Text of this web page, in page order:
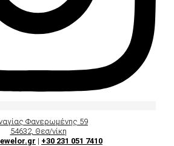
Φανερωμένης 59
54632, Θεσ/νίκη
| +30 231 051 7410